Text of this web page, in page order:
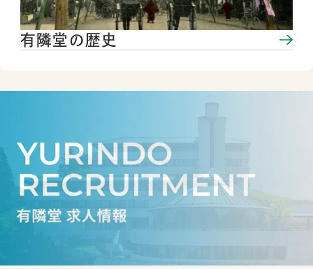
有隣堂の歴史